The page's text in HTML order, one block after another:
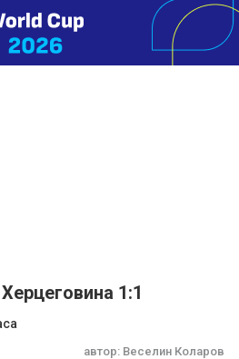
1:1
автор: Веселин Коларов